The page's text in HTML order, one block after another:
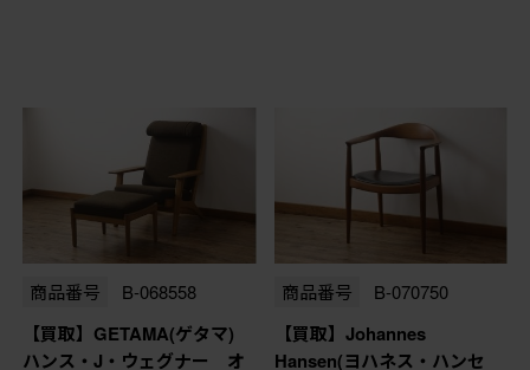
商品番号 B-068558
【買取】GETAMA(ゲタマ)
ハンス・J・ウェグナー オ
商品番号 B-070750
【買取】Johannes
Hansen(ヨハネス・ハンセ